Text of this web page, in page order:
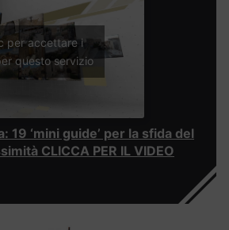
per accettare i
questo servizio
19 ‘mini guide’ per la sfida del
CLICCA PER IL VIDEO